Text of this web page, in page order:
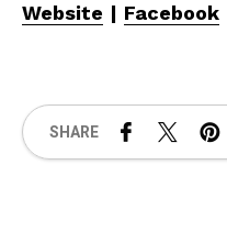
Website | Facebook
SHARE